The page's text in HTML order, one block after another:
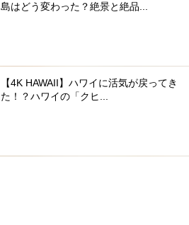
島はどう変わった？絶景と絶品...
【4K HAWAII】ハワイに活気が戻ってき
た！？ハワイの「クヒ...